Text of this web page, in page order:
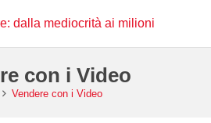
dalla mediocrità ai milioni
con i Video
Vendere con i Video